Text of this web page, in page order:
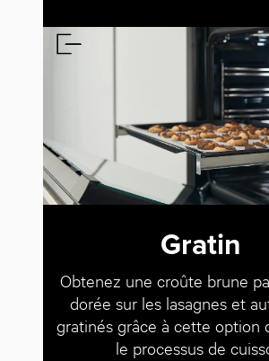
Gratin
Obtenez une croûte brune
dorée sur les lasagnes et
gratinés grâce à cette option
le processus de